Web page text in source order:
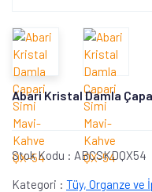
Abari Kristal Damla
Stok Kodu : ABCSKDQX54
Kategori : Tüy, Organze ve